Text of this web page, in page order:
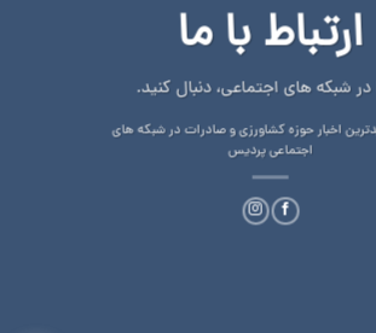
ارتباط با ما
در شبکه های اجتماعی، دنبال کنید.
اخبار حوزه کشاورزی و صادرات در شبکه های
اجتماعی پردیس